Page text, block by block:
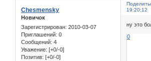
19:20:12
Chesmensky
Новичок
Зарегистрирован: 2010-03-07
Приглашений: 0
Сообщений: 4
Уважение: [+0/-0]
Позитив: [+0/-0]
ну это
0